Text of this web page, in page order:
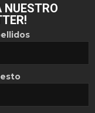
NUESTRO